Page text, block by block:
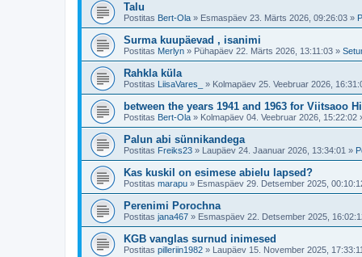
Talu
Postitas Bert-Ola » Esmaspäev 23. Märts 2026, 09:26:03 »
Surma kuupäevad , isanimi
Postitas Merlyn » Pühapäev 22. Märts 2026, 13:11:03 »
Rahkla küla
Postitas LiisaVares_ » Kolmapäev 25. Veebruar 2026,
between the years 1941 and 1963 for Viitsaoo
Postitas Bert-Ola » Kolmapäev 04. Veebruar 2026, 15:22:02
Palun abi sünnikandega
Postitas Freiks23 » Laupäev 24. Jaanuar 2026, 13:34:01 »
Kas kuskil on esimese abielu lapsed?
Postitas marapu » Esmaspäev 29. Detsember 2025,
Perenimi Porochna
Postitas jana467 » Esmaspäev 22. Detsember 2025,
KGB vanglas surnud inimesed
Postitas pilleriin1982 » Laupäev 15. November 2025, 17:33:11